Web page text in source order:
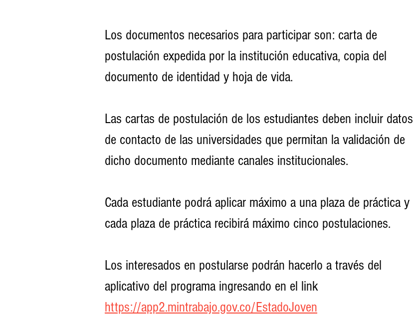
Los documentos necesarios para participar son: carta de
postulación expedida por la institución educativa, copia del
documento de identidad y hoja de vida.
Las cartas de postulación de los estudiantes deben incluir datos
de contacto de las universidades que permitan la validación de
dicho documento mediante canales institucionales.
Cada estudiante podrá aplicar máximo a una plaza de práctica y
cada plaza de práctica recibirá máximo cinco postulaciones.
Los interesados en postularse podrán hacerlo a través del
aplicativo del programa ingresando en el link
https://app2.mintrabajo.gov.co/EstadoJoven